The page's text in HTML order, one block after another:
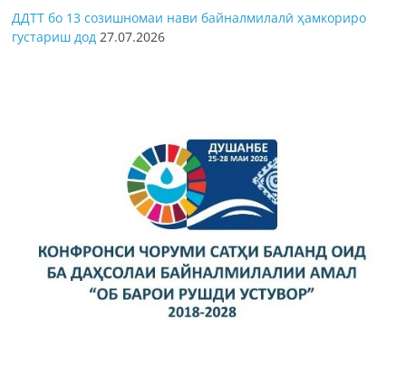
ДДТТ бо 13 созишномаи нави байналмилалӣ ҳамкориро
густариш дод 27.07.2026